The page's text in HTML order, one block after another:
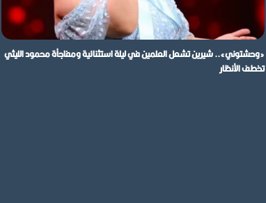
«وحشتوني».. شيرين تشعل العلمين في ليلة استثنائية ومفاجأة محمود الليثي
تخطف الأنظار